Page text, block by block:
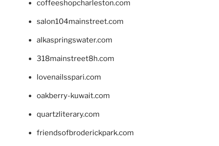
coffeeshopcharleston.com
salon104mainstreet.com
alkaspringswater.com
318mainstreet8h.com
lovenailsspari.com
oakberry-kuwait.com
quartzliterary.com
friendsofbroderickpark.com